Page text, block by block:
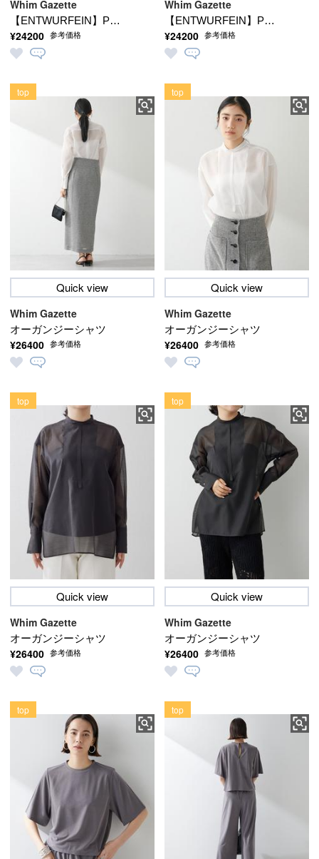
【ENTWURFEIN】Paul
L.2
Whim Gazette
¥24200 参考価格
【ENTWURFEIN】Paul
L.2
Whim Gazette
¥24200 参考価格
Quick view
オーガンジーシャツ
Whim Gazette
¥26400 参考価格
top
Quick view
オーガンジーシャツ
Whim Gazette
¥26400 参考価格
top
Quick view
オーガンジーシャツ
Whim Gazette
¥26400 参考価格
top
Quick view
オーガンジーシャツ
Whim Gazette
¥26400 参考価格
top
top top